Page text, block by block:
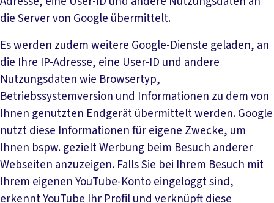
die Server von Google übermittelt.
Es werden zudem weitere Google-Dienste geladen, an
die Ihre IP-Adresse, eine User-ID und andere
Nutzungsdaten wie Browsertyp,
Betriebssystemversion und Informationen zu dem von
Ihnen genutzten Endgerät übermittelt werden. Google
nutzt diese Informationen für eigene Zwecke, um
Ihnen bspw. gezielt Werbung beim Besuch anderer
Webseiten anzuzeigen. Falls Sie bei Ihrem Besuch mit
Ihrem eigenen YouTube-Konto eingeloggt sind,
erkennt YouTube Ihr Profil und verknüpft diese